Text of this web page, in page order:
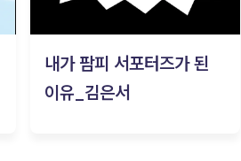
내가 팜피 서포터즈가 된
이유_김은서